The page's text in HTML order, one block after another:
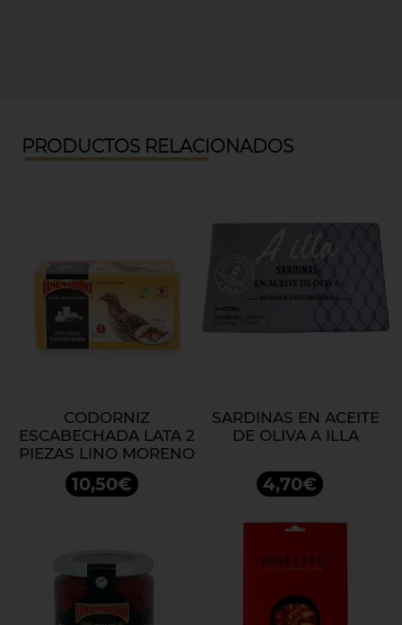
PRODUCTOS RELACIONADOS
CODORNIZ
ESCABECHADA LATA 2
PIEZAS LINO MORENO
10,50€
SARDINAS EN ACEITE
DE OLIVA A ILLA
4,70€